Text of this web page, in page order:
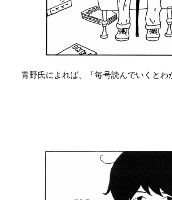
青野氏によれば、「毎号読んでいくとわ